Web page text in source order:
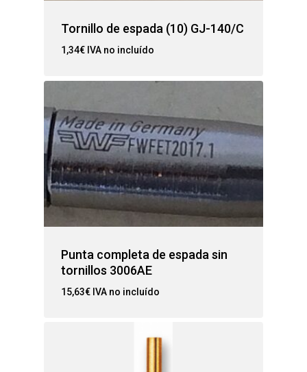
Tornillo de espada (10) GJ-140/C
1,34€ IVA no incluído
Punta completa de espada sin
tornillos 3006AE
15,63€ IVA no incluído